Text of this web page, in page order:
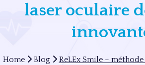
laser oculaire
Home Blog
ReLEx Smile –